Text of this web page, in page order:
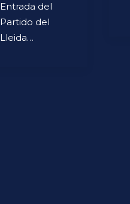
Entrada del
Partido del
Lleida…